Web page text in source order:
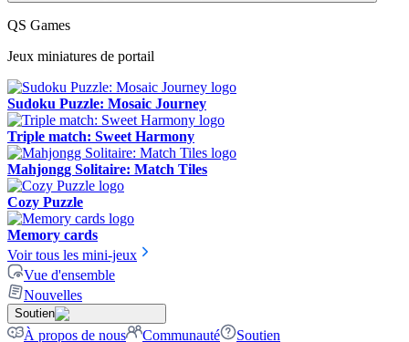
QS Games
Jeux miniatures de portail
Sudoku Puzzle: Mosaic Journey
Triple match: Sweet Harmony
Mahjongg Solitaire: Match Tiles
Cozy Puzzle
Memory cards
Voir tous les mini-jeux
Vue d'ensemble
Nouvelles
Soutien
À propos de nous Communauté Soutien